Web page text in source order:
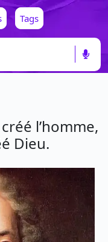
Tags
l’homme,
Dieu.